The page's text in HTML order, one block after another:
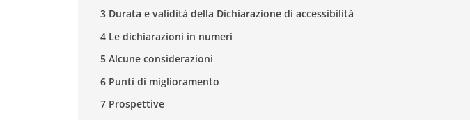
3 Durata e validità della Dichiarazione di accessibilità
4 Le dichiarazioni in numeri
5 Alcune considerazioni
6 Punti di miglioramento
7 Prospettive